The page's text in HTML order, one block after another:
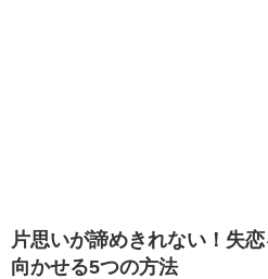
片思いが諦めきれない！失
向かせる5つの方法